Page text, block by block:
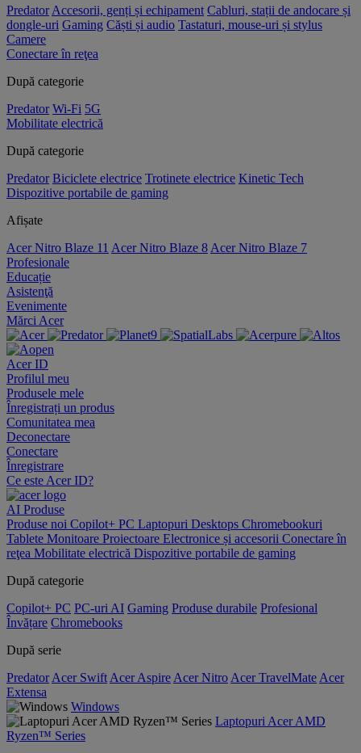
Predator Accesorii, genți și echipament Cabluri, stații de andocare și
dongle-uri Gaming Căști și audio Tastaturi, mouse-uri și stylus
Camere
Conectare în reţea
După categorie
Predator Wi-Fi 5G
Mobilitate electrică
După categorie
Predator Biciclete electrice Trotinete electrice Kinetic Tech
Dispozitive portabile de gaming
Afișate
Acer Nitro Blaze 11 Acer Nitro Blaze 8 Acer Nitro Blaze 7
Profesionale
Educație
Asistenţă
Evenimente
Mărci Acer
Acer ID
Profilul meu
Produsele mele
Înregistrați un produs
Comunitatea mea
Deconectare
Conectare
Înregistrare
Ce este Acer ID?
AI Produse
Produse noi Copilot+ PC Laptopuri Desktops Chromebookuri
Tablete Monitoare Proiectoare Electronice și accesorii Conectare în
reţea Mobilitate electrică Dispozitive portabile de gaming
După categorie
Copilot+ PC PC-uri AI Gaming Produse durabile Profesional
Învățare Chromebooks
După serie
Predator Acer Swift Acer Aspire Acer Nitro Acer TravelMate Acer
Extensa
Windows
Laptopuri Acer AMD
Ryzen™ Series